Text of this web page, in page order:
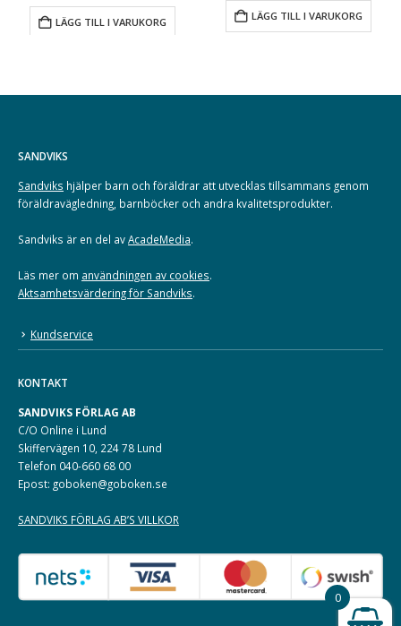
LÄGG TILL I VARUKORG LÄGG TILL I VARUKORG
SANDVIKS
Sandviks hjälper barn och föräldrar att utvecklas tillsammans genom
föräldravägledning, barnböcker och andra kvalitetsprodukter.
Sandviks är en del avAcadeMedia.
Läs mer om användningen av cookies.
Aktsamhetsvärdering för Sandviks.
Kundservice
KONTAKT
SANDVIKS FÖRLAG AB
C/O Online i Lund
Skiffervägen 10, 224 78 Lund
Telefon 040-660 68 00
Epost: goboken@goboken.se
SANDVIKS FÖRLAG AB’S VILLKOR
0